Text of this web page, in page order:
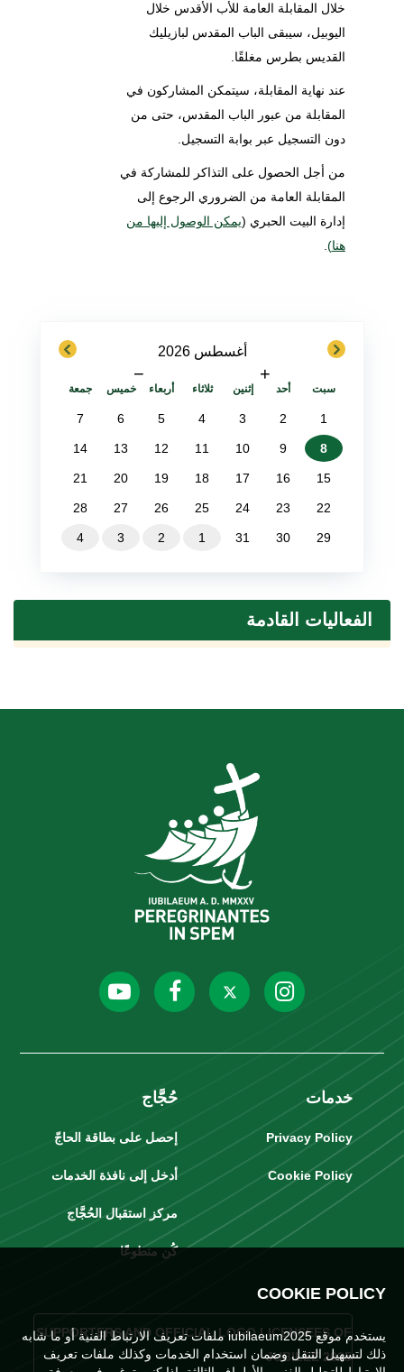
خلال المقابلة العامة للأب الأقدس خلال
اليوبيل، سيبقى الباب المقدس لبازيليك
القديس بطرس مغلقًا.
عند نهاية المقابلة، سيتمكن المشاركون في
المقابلة من عبور الباب المقدس، حتى من
دون التسجيل عبر بوابة التسجيل.
من أجل الحصول على التذاكر للمشاركة في
المقابلة العامة من الضروري الرجوع إلى
إدارة البيت الحبري (يمكن الوصول إليها من
هنا)
.
previous أغسطس 2026
− +
next
سبت أحد إثنين ثلاثاء أربعاء خميس جمعة
1
2
3
4
5
6
7
8
9
10
11
12
13
14
15
16
17
18
19
20
21
22
23
24
25
26
27
28
29
30
31
1
2
3
4
الفعاليات القادمة
خدمات
Privacy Policy
Cookie Policy
حُجَّاج
إحصل على بطاقة الحاجّ
أدخل إلى نافذة الخدمات
مركز استقبال الحُجَّاج
كُن متطوعًا
SUPPORTERS AND OFFICIAL LOGO LICENSEES OF
JUBILEE 2025
COOKIE POLICY
يستخدم موقع iubilaeum2025 ملفات تعريف الارتباط الفنية أو ما شابه
ذلك لتسهيل التنقل وضمان استخدام الخدمات وكذلك ملفات تعريف